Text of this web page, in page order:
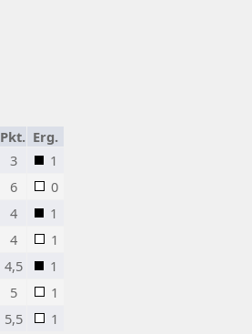
Pkt. Erg.
3
1
6
0
4
1
4
1
4,5
1
5
1
5,5
1